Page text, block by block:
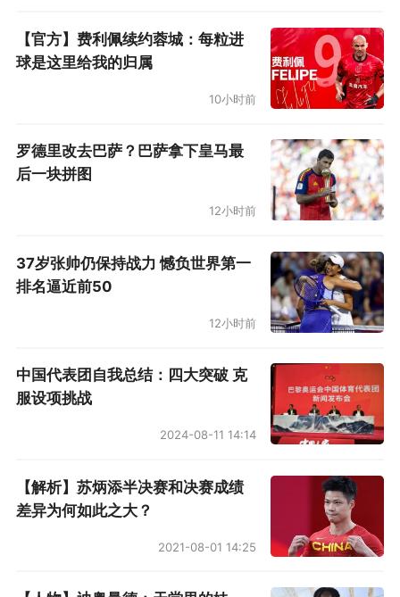
【官方】费利佩续约蓉城：每粒进
球是这里给我的归属
10小时前
罗德里改去巴萨？巴萨拿下皇马最
后一块拼图
12小时前
37岁张帅仍保持战力 憾负世界第一
排名逼近前50
12小时前
中国代表团自我总结：四大突破 克
服设项挑战
2024-08-11 14:14
【解析】苏炳添半决赛和决赛成绩
差异为何如此之大？
2021-08-01 14:25